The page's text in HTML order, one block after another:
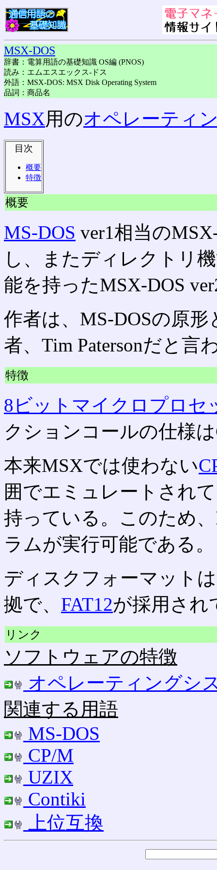
MSX-DOS
辞書：電算用語の基礎知識 OS編 (PNOS)
読み：エムエスエックス-ドス
外語：MSX-DOS: MSX Disk Operating System
品詞：商品名
MSX用のオペレーティ
目次
概要
特徴
概要
MS-DOS ver1相当の
し、またディレクトリ
能を持ったMSX-DOS
作者は、MS-DOSの原
者、Tim Patersonだと言
特徴
8ビットマイクロプロセ
クションコールの仕様
本来MSXでは使わない
囲でエミュレートされ
持っている。このため
ラムが実行可能である。
ディスクフォーマット
拠で、 FAT12が採用され
リンク
ソフトウェアの特徴
オペレーティングシ
関連する用語
MS-DOS
CP/M
UZIX
Contiki
上位互換